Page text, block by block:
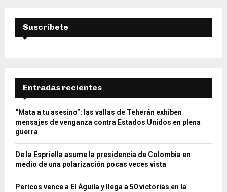
Suscríbete
Entradas recientes
“Mata a tu asesino”: las vallas de Teherán exhiben
mensajes de venganza contra Estados Unidos en plena
guerra
De la Espriella asume la presidencia de Colombia en
medio de una polarización pocas veces vista
Pericos vence a El Águila y llega a 50 victorias en la